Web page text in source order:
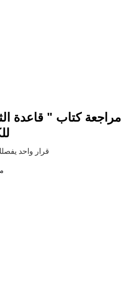
مراجعة كتاب " قاعدة
قرار واحد